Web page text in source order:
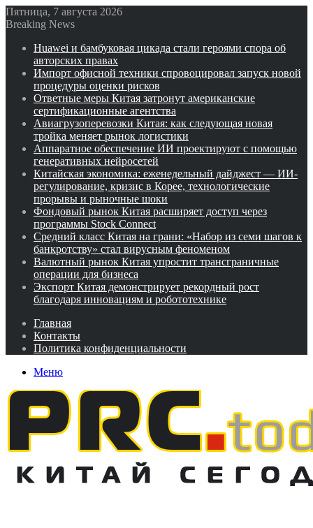
Пятница, 7 августа 2026
Breaking News
Huawei и бамбуковая цикада стали героями спора об
авторских правах
Импорт офисной техники спровоцировал запуск новой
процедуры оценки рисков
Ответные меры Китая затронут американские
сертификационные агентства
Авиагрузоперевозки Китая: как следующая новая
тройка меняет рынок логистики
Аппаратное обеспечение ИИ проектируют с помощью
генеративных нейросетей
Китайская экономика: еженедельный дайджест — ИИ-
регулирование, кризис в Корее, технологические
прорывы и рыночные шоки
Фондовый рынок Китая расширяет доступ через
программы Stock Connect
Средний класс Китая на грани: «Набор из семи шагов к
банкротству» стал вирусным феноменом
Валютный рынок Китая упростит трансграничные
операции для бизнеса
Экспорт Китая демонстрирует рекордный рост
благодаря инновациям и робототехнике
Главная
Контакты
Политика конфиденциальности
Меню